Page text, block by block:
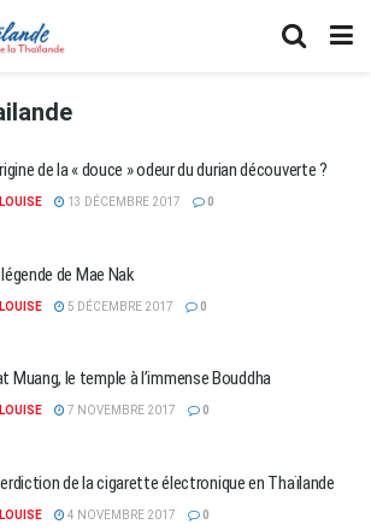
de la « douce » odeur du durian découverte ?
LOUISE 13 DÉCEMBRE 2017 0
de Mae Nak
LOUISE 5 DÉCEMBRE 2017 0
Muang, le temple à l’immense Bouddha
LOUISE 7 NOVEMBRE 2017 0
de la cigarette électronique en Thaïlande
LOUISE 4 NOVEMBRE 2017 0